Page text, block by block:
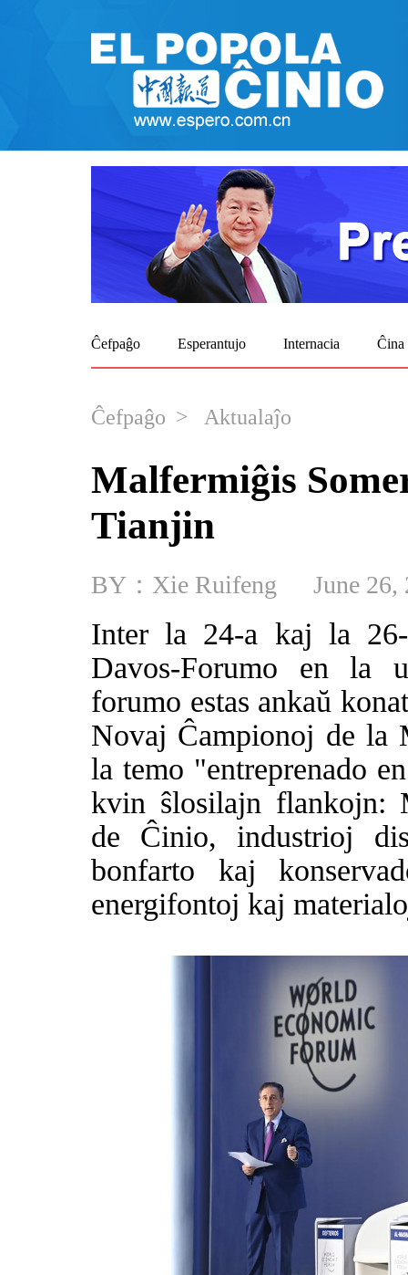
Ĉefpaĝo > Aktualaĵo
Malfermiĝis
Tianjin
BY：Xie Ruifeng June 26,
Inter la 24-a kaj la
Davos-Forumo en la
forumo estas ankaŭ
Novaj Ĉampionoj de la
la temo "entreprenado
kvin ŝlosilajn flankojn:
de Ĉinio, industrioj
bonfarto kaj
energifontoj kaj